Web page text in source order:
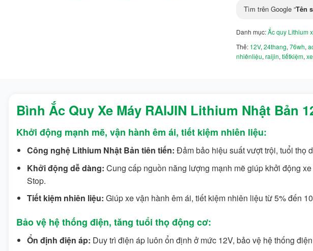
Tìm trên Google “Tên
Danh mục:Ắc quy Lithium
Thẻ: 12V, 24thang, 76wh,
nhiênliệu, raijin, tiếtkiệm,
Bình Ắc Quy Xe Máy RAIJIN Lithium Nhật Bản
Khởi động mạnh mẽ, vận hành êm ái, tiết kiệm nhiên liệu:
Công nghệ Lithium Nhật Bản tiên tiến: Đảm bảo hiệu suất vượt trội, tuổi thọ
Khởi động dễ dàng: Cung cấp nguồn năng lượng mạnh mẽ giúp khởi động
Stop.
Tiết kiệm nhiên liệu: Giúp xe vận hành êm ái, tiết kiệm nhiên liệu từ 5% đến
Bảo vệ hệ thống điện, tăng tuổi thọ động cơ:
Ổn định điện áp: Duy trì điện áp luôn ổn định ở mức 12V, bảo vệ hệ thống